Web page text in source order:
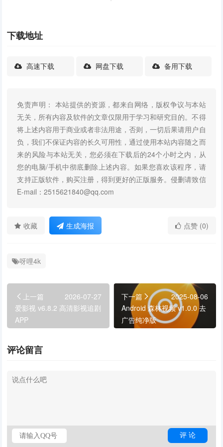
下载地址
高速下载 网盘下载 备用下载
免责声明： 本站提供的资源，都来自网络，版权争议与本站
无关，所有内容及软件的文章仅限用于学习和研究目的。不得
将上述内容用于商业或者非法用途，否则，一切后果请用户自
负，我们不保证内容的长久可用性，通过使用本站内容随之而
来的风险与本站无关，您必须在下载后的24个小时之内，从
您的电脑/手机中彻底删除上述内容。如果您喜欢该程序，请
支持正版软件，购买注册，得到更好的正版服务。侵删请致信
E-mail：2515621840@qq.com
收藏 生成海报 点赞 (0)
呀哩4k
上一篇
2026-07-27
爱影视 v6.8.2 高清影视追剧
APP
下一篇
2025-08-06
Android 森林视频 v1.0.0 去
广告纯净版
评论留言